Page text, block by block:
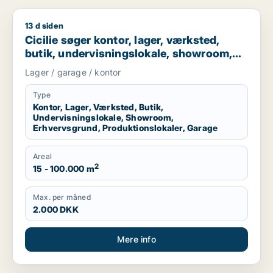
Cicilie søger kontor, lager, værksted, butik,
13 d siden
Cicilie søger kontor, lager, værksted,
butik, undervisningslokale, showroom,
erhvervsgrund, produktionslokaler eller
garage til leje i Region Sjælland eller
Nordsjælland
Lager / garage / kontor
Type
Kontor, Lager, Værksted, Butik,
Undervisningslokale, Showroom,
Erhvervsgrund, Produktionslokaler, Garage
Areal
15 - 100.000 m2
Max. per måned
2.000 DKK
Mere info